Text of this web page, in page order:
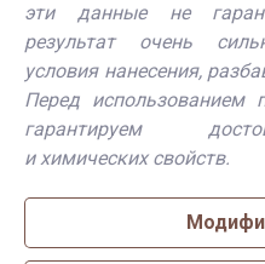
эти данные не
результат очень
условия нанесения,
Перед использованием
гарантируем
и химических свойств.